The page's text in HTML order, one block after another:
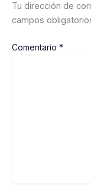
Tu dirección de
campos
Comentario *